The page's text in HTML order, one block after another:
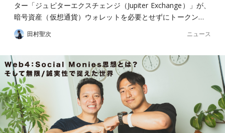
ター「ジュピターエクスチェンジ（Jupiter Exchange）」が、
暗号資産（仮想通貨）ウォレットを必要とせずにトークン…
田村聖次 ニュース